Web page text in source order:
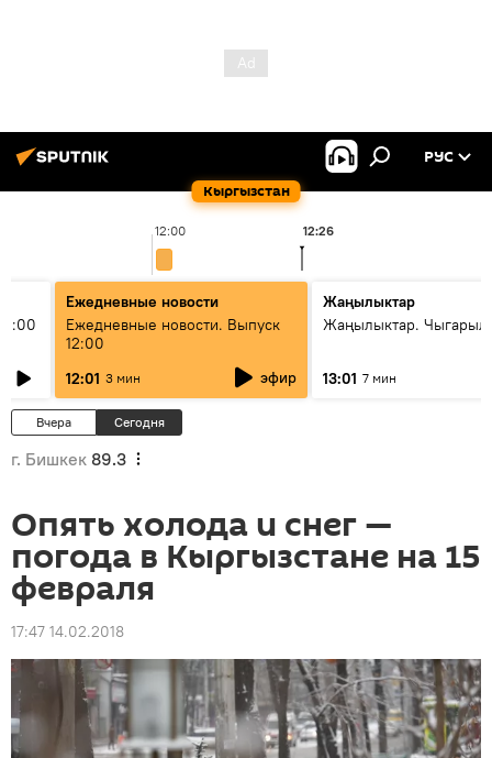
Кыргызстан
РУС
12:00 12:26
Ежедневные новости
Ежедневные новости. Выпуск
12:00
12:01 3 мин эфир
Жаңылыктар
Жаңылыктар.
13:01 7 мин
Вчера Сегодня
г. Бишкек 89.3
Опять холода и снег —
погода в Кыргызстане на 15
февраля
17:47 14.02.2018